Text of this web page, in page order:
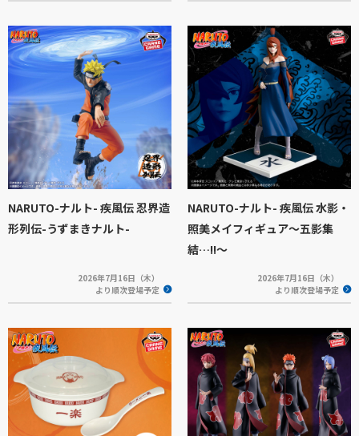
NARUTO-ナルト- 疾風伝 忍界造
形列伝-うずまきナルト-
2026年7月16日（木）
より順次登場予定
NARUTO-ナルト- 疾風伝 水影・
照美メイフィギュア～五影集
結…!!～
2026年7月16日（木）
より順次登場予定